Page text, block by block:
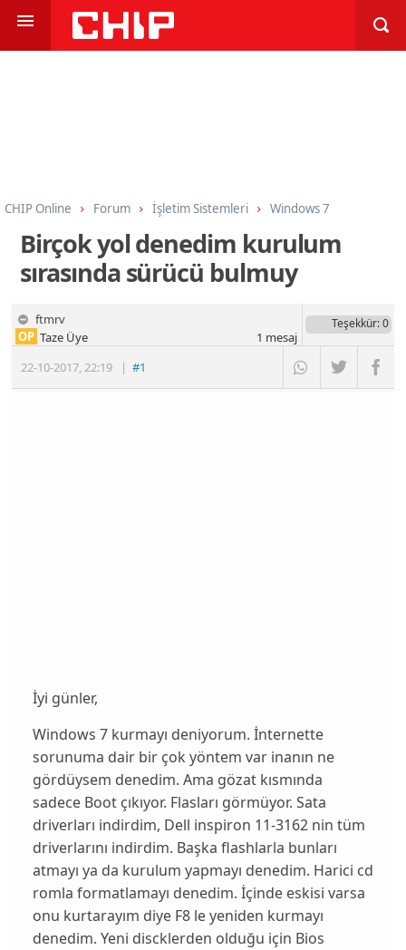
CHIP Online Forum İşletim Sistemleri Windows 7
Birçok yol denedim kurulum
sırasında sürücü bulmuy
ftmrv
22-10-2017,22:19 |#1
OP Taze Üye
Teşekkür: 0
1 mesaj
İyi günler,
Windows 7 kurmayı deniyorum. İnternette
sorunuma dair bir çok yöntem var inanın ne
gördüysem denedim. Ama gözat kısmında
sadece Boot çıkıyor. Flasları görmüyor. Sata
driverları indirdim, Dell inspiron 11-3162 nin tüm
driverlarını indirdim. Başka flashlarla bunları
atmayı ya da kurulum yapmayı denedim. Harici cd
romla formatlamayı denedim. İçinde eskisi varsa
onu kurtarayım diye F8 le yeniden kurmayı
denedim. Yeni discklerden olduğu için Bios